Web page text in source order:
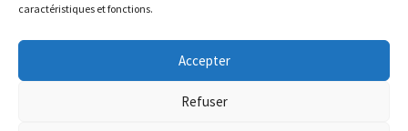
caractéristiques et fonctions.
Accepter
Refuser